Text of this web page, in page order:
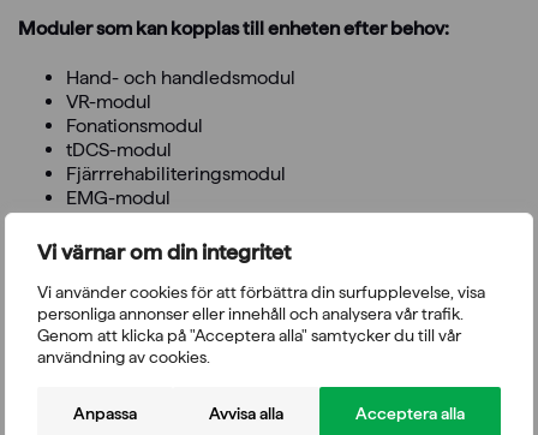
Vi värnar om din integritet
Vi använder cookies för att förbättra din surfupplevelse, visa
personliga annonser eller innehåll och analysera vår trafik.
Genom att klicka på "Acceptera alla" samtycker du till vår
användning av cookies.
Anpassa Avvisa alla Acceptera alla
Moduler som kan kopplas till enheten efter behov:
Hand- och handledsmodul
VR-modul
Fonationsmodul
tDCS-modul
Fjärrrehabiliteringsmodul
EMG-modul
Du kanske också gillar